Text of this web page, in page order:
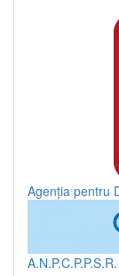
Agenția pentru
A.N.P.C.P.P.S.R.